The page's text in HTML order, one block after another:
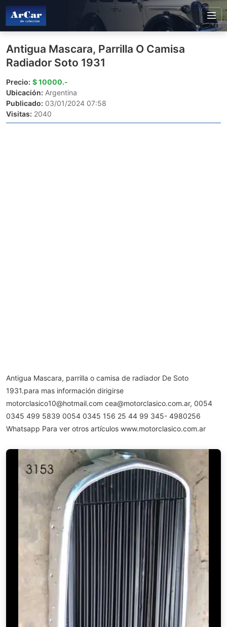
Antigua Mascara, Parrilla O Camisa
Radiador Soto 1931
Precio: $ 10000.-
Ubicación: Argentina
Publicado: 03/01/2024 07:58
Visitas: 2040
Antigua Mascara, parrilla o camisa de radiador De Soto
1931.para mas información dirigirse
motorclasico10@hotmail.com cea@motorclasico.com.ar, 0054
0345 499 5839 0054 0345 156 25 44 99 345- 4980256
Whatsapp Para ver otros artículos www.motorclasico.com.ar